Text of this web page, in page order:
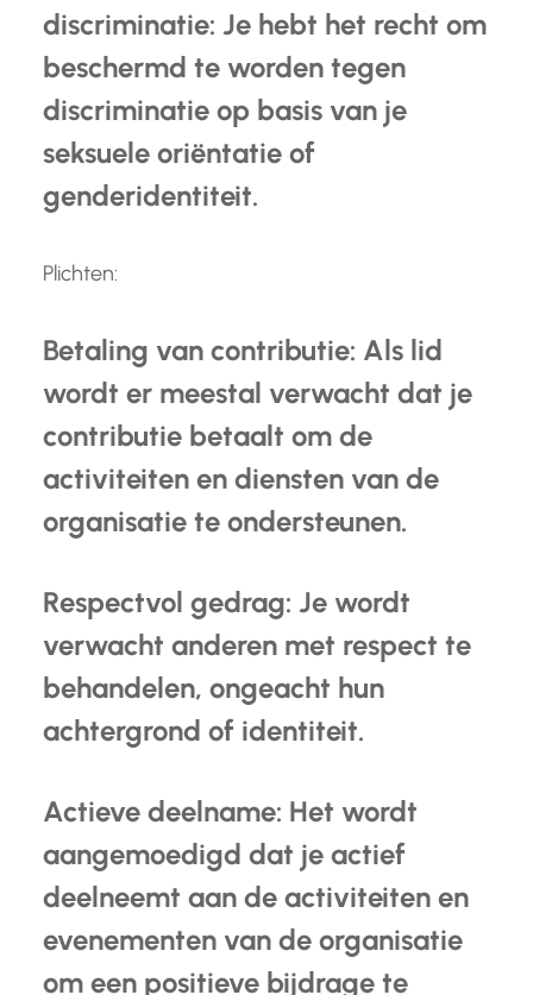
discriminatie: Je hebt het recht om
beschermd te worden tegen
discriminatie op basis van je
seksuele oriëntatie of
genderidentiteit.
Plichten:
Betaling van contributie: Als lid
wordt er meestal verwacht dat je
contributie betaalt om de
activiteiten en diensten van de
organisatie te ondersteunen.
Respectvol gedrag: Je wordt
verwacht anderen met respect te
behandelen, ongeacht hun
achtergrond of identiteit.
Actieve deelname: Het wordt
aangemoedigd dat je actief
deelneemt aan de activiteiten en
evenementen van de organisatie
om een positieve bijdrage te